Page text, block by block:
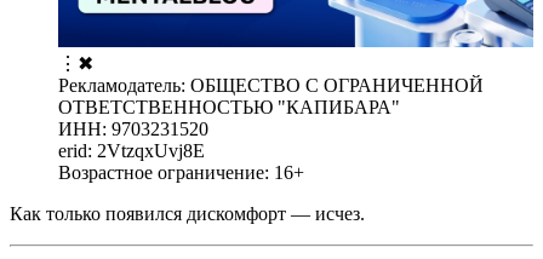
⋮ ✖
Рекламодатель: ОБЩЕСТВО С ОГРАНИЧЕННОЙ
ОТВЕТСТВЕННОСТЬЮ "КАПИБАРА"
ИНН: 9703231520
erid: 2VtzqxUvj8E
Возрастное ограничение: 16+
Как только появился дискомфорт — исчез.